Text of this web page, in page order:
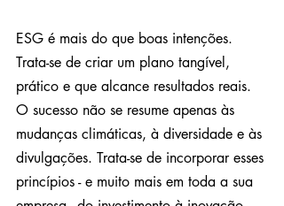
ESG é mais do que boas intenções.
Trata-se de criar um plano tangível,
prático e que alcance resultados reais.
O sucesso não se resume apenas às
mudanças climáticas, à diversidade e às
divulgações. Trata-se de incorporar esses
princípios - e muito mais em toda a sua